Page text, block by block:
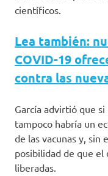
científicos.
Lea también:
COVID-19
contra las
García advirtió que
tampoco habría un
de las vacunas y, sin
posibilidad de que el
liberadas.